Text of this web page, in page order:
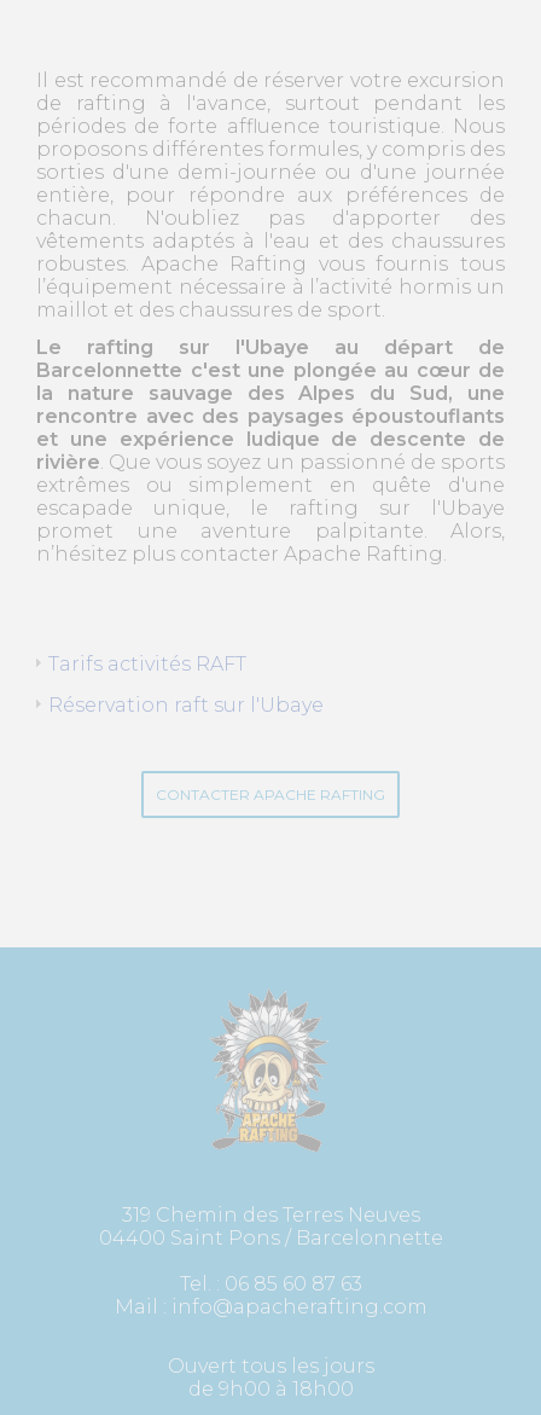
Il est recommandé de réserver votre excursion
de rafting à l'avance, surtout pendant les
périodes de forte affluence touristique. Nous
proposons différentes formules, y compris des
sorties d'une demi-journée ou d'une journée
entière, pour répondre aux préférences de
chacun. N'oubliez pas d'apporter des
vêtements adaptés à l'eau et des chaussures
robustes. Apache Rafting vous fournis tous
l’équipement nécessaire à l’activité hormis un
maillot et des chaussures de sport.
Le rafting sur l'Ubaye au départ de
Barcelonnette c'est une plongée au cœur de
la nature sauvage des Alpes du Sud, une
rencontre avec des paysages époustouflants
et une expérience ludique de descente de
rivière . Que vous soyez un passionné de sports
extrêmes ou simplement en quête d'une
escapade unique, le rafting sur l'Ubaye
promet une aventure palpitante. Alors,
n’hésitez plus contacter Apache Rafting.
Tarifs activités RAFT
Réservation raft sur l'Ubaye
CONTACTER APACHE RAFTING
319 Chemin des Terres Neuves
04400 Saint Pons / Barcelonnette
Tel. : 06 85 60 87 63
Mail : info@apacherafting.com
Ouvert tous les jours
de 9h00 à 18h00